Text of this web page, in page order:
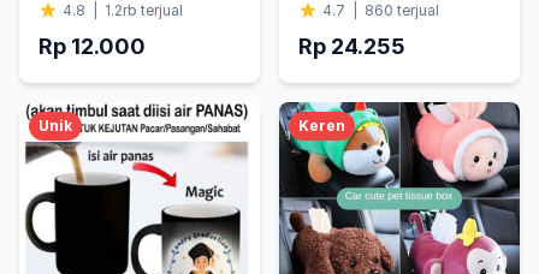
4.8 1.2rb terjual
Rp 12.000
4.7 860 terjual
Rp 24.255
Unik Keren